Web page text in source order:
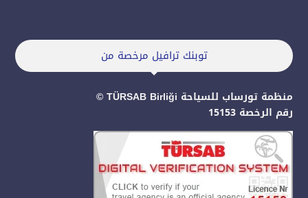
توبنك ترافيل مرخصة من
منظمة تورساب للسياحة TÜRSAB Birliği ©
رقم الرخصة 15153